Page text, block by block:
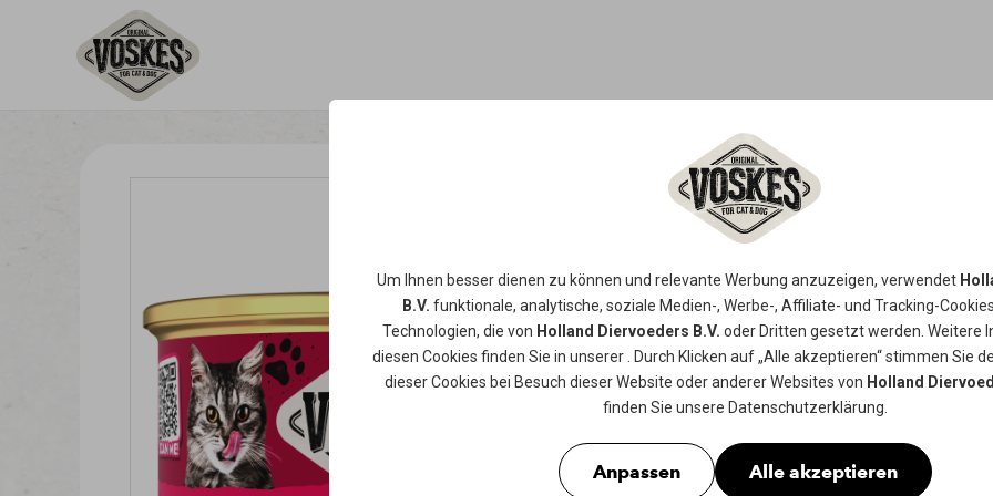
Um Ihnen besser dienen zu können und relevante Werbung anzuzeigen, verwendet
B.V. funktionale, analytische, soziale Medien-, Werbe-, Affiliate- und Tracking-Cookies
Technologien, die von Holland Diervoeders B.V. oder Dritten gesetzt werden. Weitere
diesen Cookies finden Sie in unserer
. Durch Klicken auf „Alle akzeptieren“ stimmen Sie
dieser Cookies bei Besuch dieser Website oder anderer Websites von Holland
finden Sie unsere Datenschutzerklärung
Anpassen Alle akzeptieren
GELEE HUHN
Diese Köstlichkeit in Gelee auf
für jede Katze!
Die natürlichen Zutaten werden
Eigenschaften gut erhalten bleiben.
Hühnchens, das Füllen der Dosen
von Hand. Ein schmackhafter,
Huhn lieben.